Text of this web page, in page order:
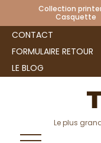
Collection
CONTACT
FORMULAIRE RETOUR
LE BLOG
Le plus